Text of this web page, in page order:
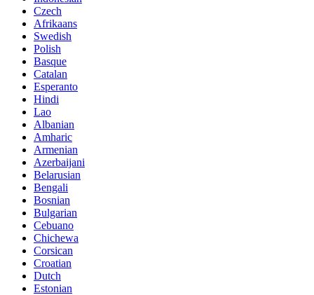
Czech
Afrikaans
Swedish
Polish
Basque
Catalan
Esperanto
Hindi
Lao
Albanian
Amharic
Armenian
Azerbaijani
Belarusian
Bengali
Bosnian
Bulgarian
Cebuano
Chichewa
Corsican
Croatian
Dutch
Estonian